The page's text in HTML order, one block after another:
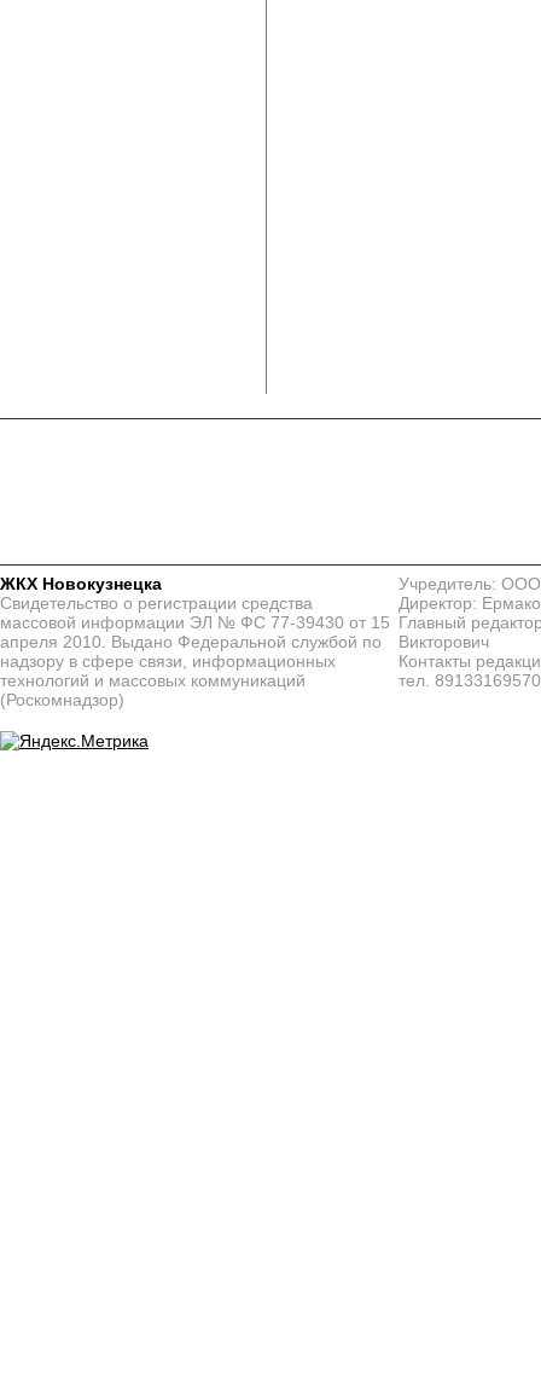
ЖКХ Новокузнецка
Свидетельство о регистрации средства
массовой информации ЭЛ № ФС 77-39430 от 15
апреля 2010. Выдано Федеральной службой по
надзору в сфере связи, информационных
технологий и массовых коммуникаций
(Роскомнадзор)
Учредитель:
Директор:
Главный
Викторович
Контакты
тел. 89133169570